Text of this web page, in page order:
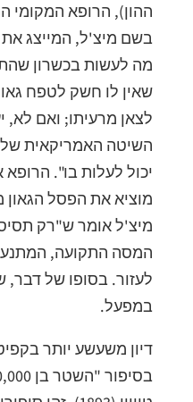
ההון), הרופא המקומי
בשם מיצ'ל, המייצג
מה לעשות בכשרון
שאין לו חשק לטפח
לצאן מרעיתו; ואם לא,
השיטה האמריקאית
יכול לעלות בו".
מוציא את הפסל
מיצ'ל אומר ש"רק
המסה התקועה,
לעזור. בסופו של דבר,
במפעל.
דיון משעשע יותר